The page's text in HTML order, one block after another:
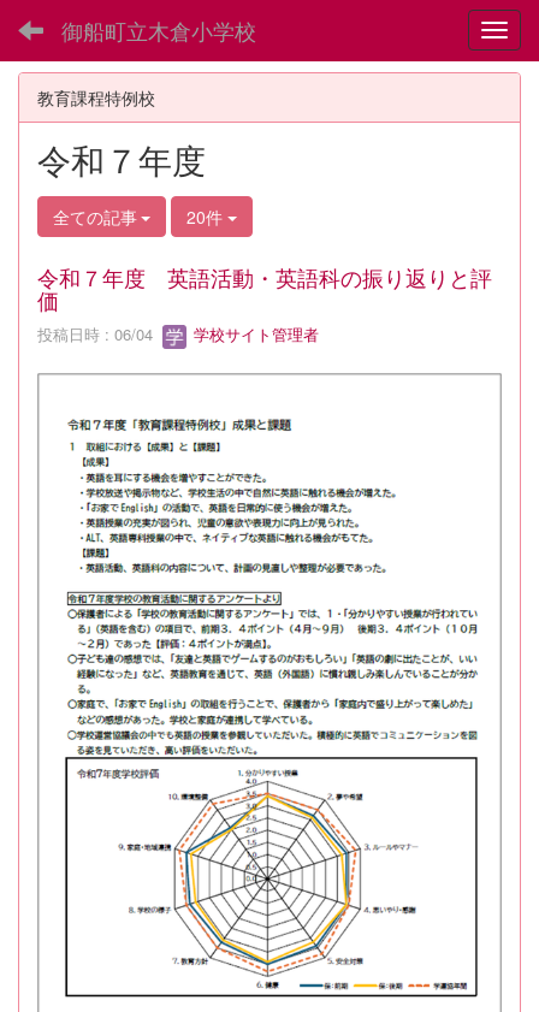
御船町立木倉小学校
教育課程特例校
令和７年度
全ての記事 20件
令和７年度 英語活動・英語科の振り返りと評
価
投稿日時 : 06/04 学校サイト管理者